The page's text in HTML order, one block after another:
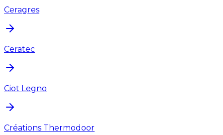
Ceragres
Ceratec
Ciot Legno
Créations Thermodoor